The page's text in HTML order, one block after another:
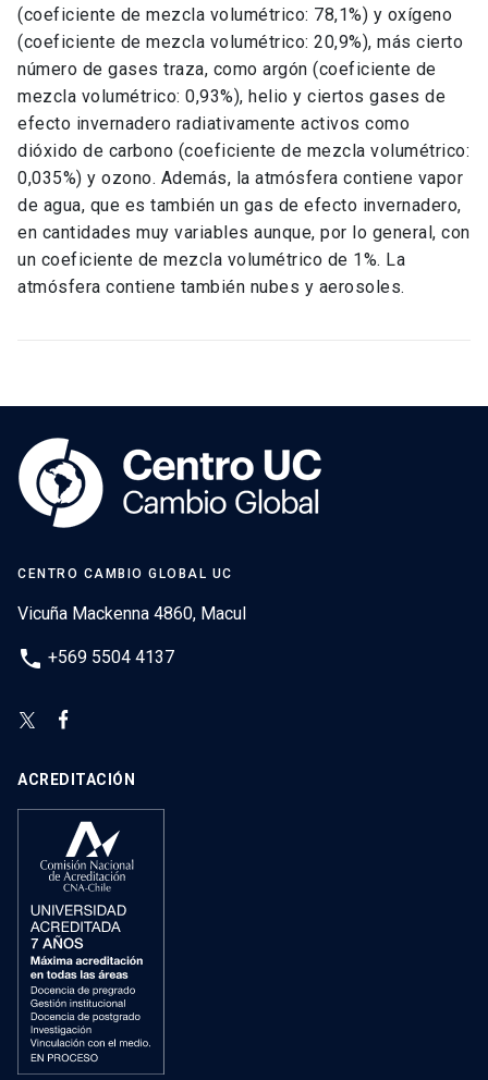
(coeficiente de mezcla volumétrico: 78,1%) y oxígeno
(coeficiente de mezcla volumétrico: 20,9%), más cierto
número de gases traza, como argón (coeficiente de
mezcla volumétrico: 0,93%), helio y ciertos gases de
efecto invernadero radiativamente activos como
dióxido de carbono (coeficiente de mezcla volumétrico:
0,035%) y ozono. Además, la atmósfera contiene vapor
de agua, que es también un gas de efecto invernadero,
en cantidades muy variables aunque, por lo general, con
un coeficiente de mezcla volumétrico de 1%. La
atmósfera contiene también nubes y aerosoles.
CENTRO CAMBIO GLOBAL UC
Vicuña Mackenna 4860, Macul
phone +569 5504 4137
ACREDITACIÓN